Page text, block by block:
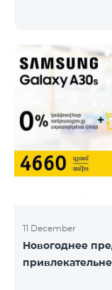
11 December
Новогоднее